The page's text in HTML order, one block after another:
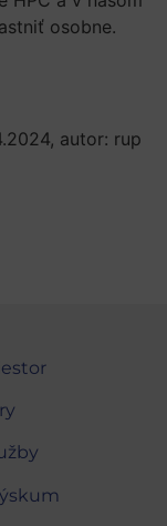
osobne.
autor: rup